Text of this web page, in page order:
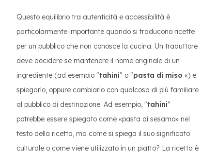
Questo equilibrio tra autenticità e accessibilità è
particolarmente importante quando si traducono ricette
per un pubblico che non conosce la cucina. Un traduttore
deve decidere se mantenere il nome originale di un
ingrediente (ad esempio "tahini" o "pasta di miso «) e
spiegarlo, oppure cambiarlo con qualcosa di più familiare
al pubblico di destinazione. Ad esempio, "tahini"
potrebbe essere spiegato come «pasta di sesamo» nel
testo della ricetta, ma come si spiega il suo significato
culturale o come viene utilizzato in un piatto? La ricetta è